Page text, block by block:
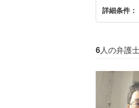
詳細条件
6 人の弁護